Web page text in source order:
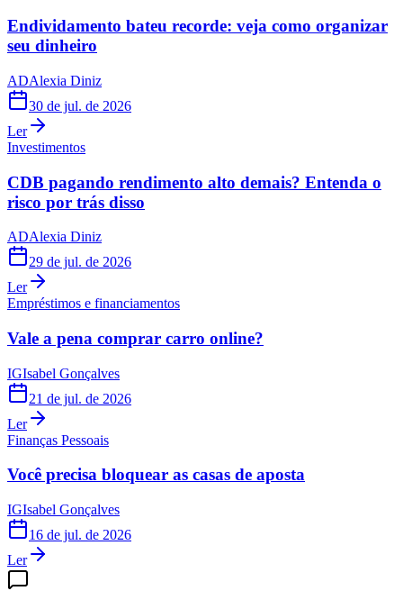
Endividamento bateu recorde: veja como organizar
seu dinheiro
ADAlexia Diniz
30 de jul. de 2026
Ler
Investimentos
CDB pagando rendimento alto demais? Entenda o
risco por trás disso
ADAlexia Diniz
29 de jul. de 2026
Ler
Empréstimos e financiamentos
Vale a pena comprar carro online?
IGIsabel Gonçalves
21 de jul. de 2026
Ler
Finanças Pessoais
Você precisa bloquear as casas de aposta
IGIsabel Gonçalves
16 de jul. de 2026
Ler